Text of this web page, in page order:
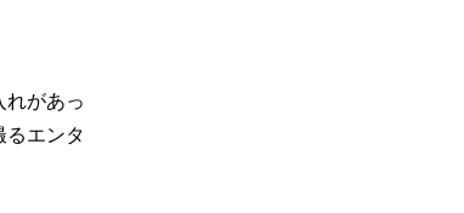
があっ
エンタ